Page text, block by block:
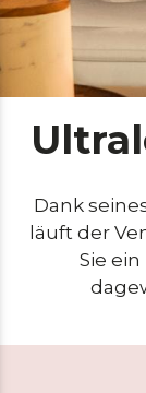
Dank
läuft der
Sie